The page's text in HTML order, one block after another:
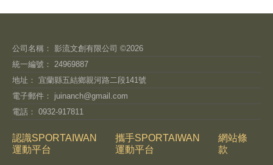
公司名稱： 影流文創有限公司 ©2026
統一編號： 24969887
地址： 宜蘭縣五結鄉親河路二段141號
電子郵件： juinanch@gmail.com
電話： 0932-917811
認識SPORTAIWAN
運動平台
攜手SPORTAIWAN
運動平台
網站條
款